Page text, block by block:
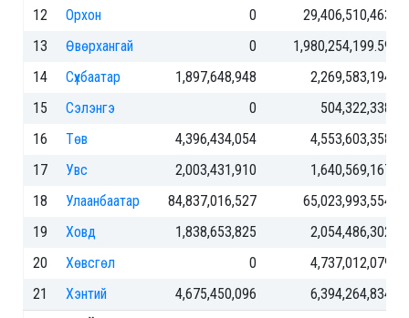
12
Орхон 0
29,406,510,463
13
Өвөрхангай 0
1,980,254,199.59
14
Сүхбаатар 1,897,648,948
2,269,583,194
15
Сэлэнгэ 0
504,322,338
16
Төв 4,396,434,054
4,553,603,358
17
Увс 2,003,431,910
1,640,569,167
18
Улаанбаатар 84,837,016,527
65,023,993,554
19
Ховд 1,838,653,825
2,054,486,302
20
Хөвсгөл 0
4,737,012,079
21
Хэнтий 4,675,450,096
6,394,264,834